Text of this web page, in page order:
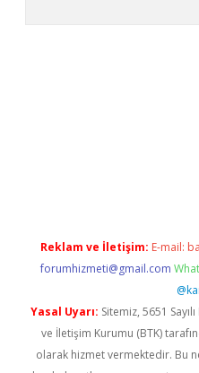
Reklam ve İletişim: E-mail:
forumhizmeti@gmail.com
Yasal Uyarı: Sitemiz, 5651
ve İletişim Kurumu (BTK)
olarak hizmet vermektedir. Bu